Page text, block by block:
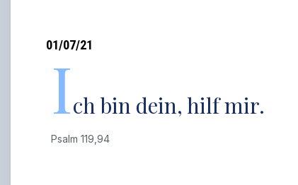
01/07/21
Ich bin dein, hilf mir.
Psalm 119,94